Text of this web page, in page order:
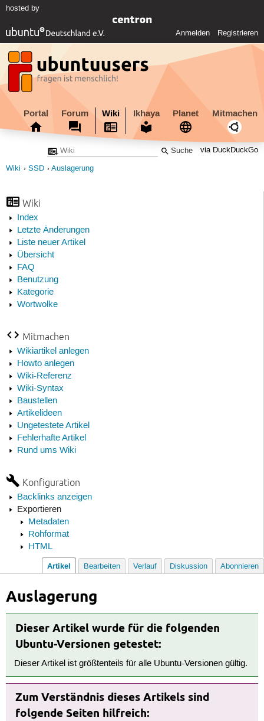
hosted by
Anmelden Registrieren
Portal Forum Wiki Ikhaya Planet Mitmachen
via DuckDuckGo
Wiki SSD Auslagerung
Wiki
Index
Letzte Änderungen
Liste neuer Artikel
Übersicht
FAQ
Benutzung
Kategorie
Wortwolke
Mitmachen
Wikiartikel anlegen
Howto anlegen
Wiki-Referenz
Wiki-Syntax
Baustellen
Artikelideen
Ungetestete Artikel
Fehlerhafte Artikel
Rund ums Wiki
Konfiguration
Backlinks anzeigen
Exportieren
Metadaten
Rohformat
HTML
Artikel Bearbeiten Verlauf Diskussion Abonnieren
Auslagerung
Dieser Artikel wurde für die folgenden
Ubuntu-Versionen getestet:
Dieser Artikel ist größtenteils für alle Ubuntu-Versionen gültig.
Zum Verständnis dieses Artikels sind
folgende Seiten hilfreich: